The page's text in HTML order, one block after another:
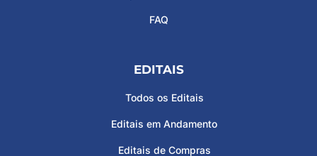
FAQ
EDITAIS
Todos os Editais
Editais em Andamento
Editais de Compras